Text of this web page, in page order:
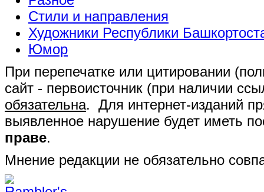
Стили и направления
Художники Республики
Юмор
При перепечатке или цитировании
сайт - первоисточник (при наличии
обязательна. Для интернет-изданий
выявленное нарушение будет иметь
праве.
Мнение редакции не обязательно